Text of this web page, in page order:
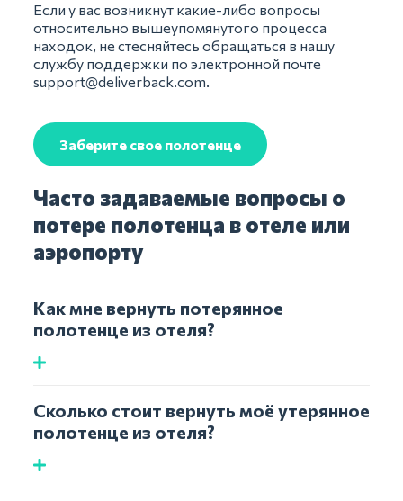
Если у вас возникнут какие-либо вопросы
относительно вышеупомянутого процесса
находок, не стесняйтесь обращаться в нашу
службу поддержки по электронной почте
support@deliverback.com.
Заберите свое полотенце
Часто задаваемые вопросы о
потере полотенца в отеле или
аэропорту
Как мне вернуть потерянное
полотенце из отеля?
Сколько стоит вернуть моё утерянное
полотенце из отеля?